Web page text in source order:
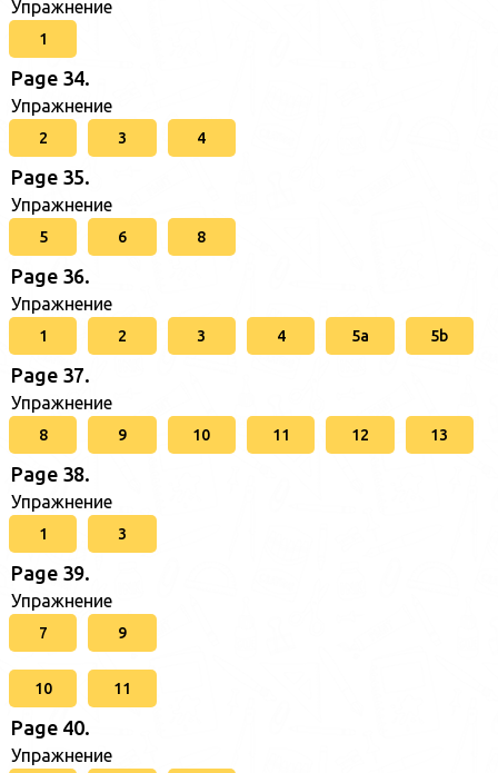
Упражнение
1
Page 34.
Упражнение
2 3 4
Page 35.
Упражнение
5 6 8
Page 36.
Упражнение
1 2 3 4 5a 5b
Page 37.
Упражнение
8 9 10 11 12 13
Page 38.
Упражнение
1 3
Page 39.
Упражнение
7 9
10 11
Page 40.
Упражнение